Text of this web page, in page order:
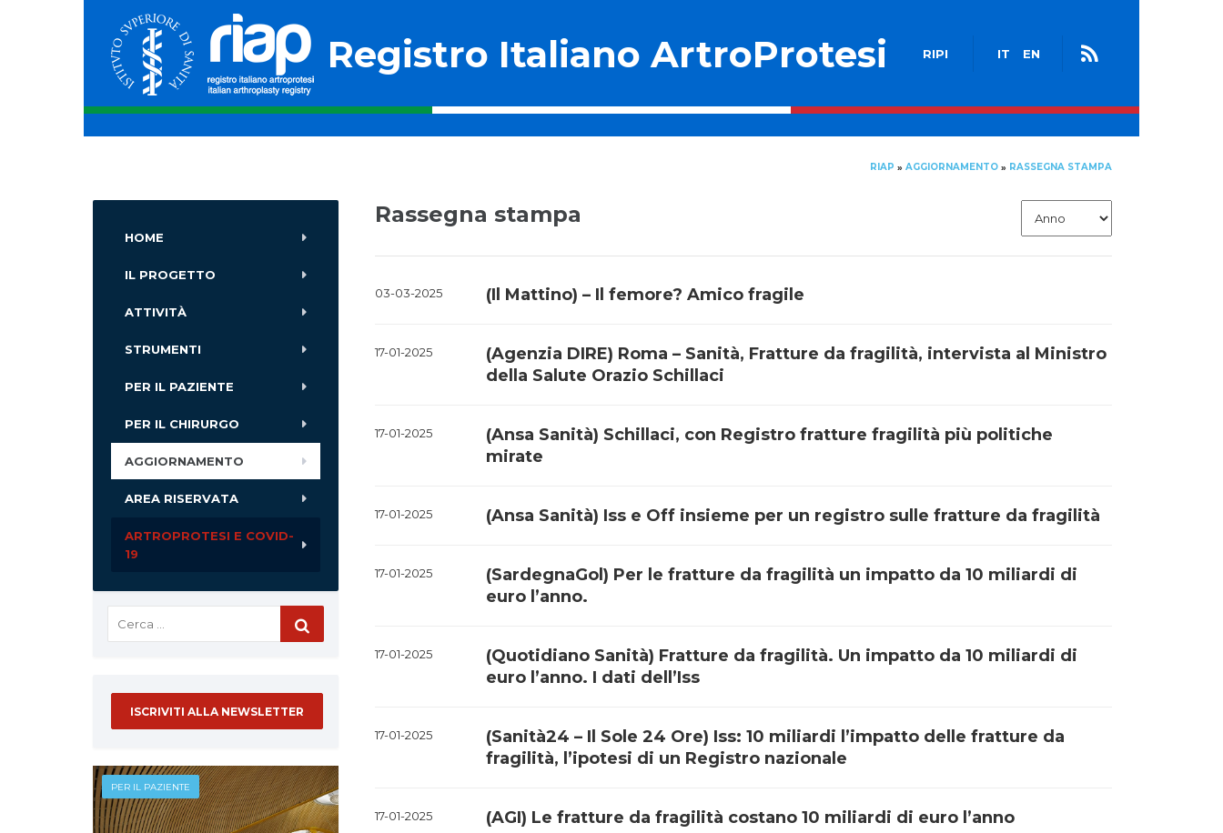
Registro Italiano ArtroProtesi RIPI IT EN
RIAP » AGGIORNAMENTO » RASSEGNA STAMPA
Rassegna stampa
03-03-2025 (Il Mattino) – Il femore? Amico fragile
17-01-2025
(Agenzia DIRE) Roma – Sanità, Fratture da fragilità, intervista al Ministro
della Salute Orazio Schillaci
17-01-2025
(Ansa Sanità) Schillaci, con Registro fratture fragilità più politiche
mirate
17-01-2025 (Ansa Sanità) Iss e Off insieme per un registro sulle fratture da fragilità
17-01-2025
(SardegnaGol) Per le fratture da fragilità un impatto da 10 miliardi di
euro l’anno.
17-01-2025
(Quotidiano Sanità) Fratture da fragilità. Un impatto da 10 miliardi di
euro l’anno. I dati dell’Iss
17-01-2025
(Sanità24 – Il Sole 24 Ore) Iss: 10 miliardi l’impatto delle fratture da
fragilità, l’ipotesi di un Registro nazionale
17-01-2025 (AGI) Le fratture da fragilità costano 10 miliardi di euro l’anno
HOME
IL PROGETTO
ATTIVITÀ
STRUMENTI
PER IL PAZIENTE
PER IL CHIRURGO
AGGIORNAMENTO
AREA RISERVATA
ARTROPROTESI E COVID-
19
ISCRIVITI ALLA NEWSLETTER
PER IL PAZIENTE